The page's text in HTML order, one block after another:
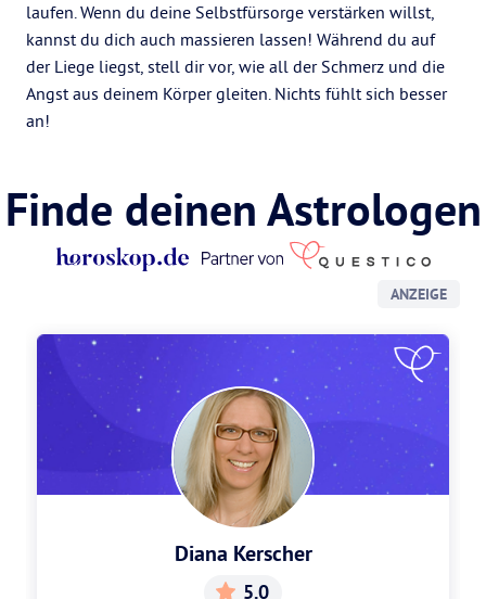
laufen. Wenn du deine Selbstfürsorge verstärken willst,
kannst du dich auch massieren lassen! Während du auf
der Liege liegst, stell dir vor, wie all der Schmerz und die
Angst aus deinem Körper gleiten. Nichts fühlt sich besser
an!
Finde deinen Astrologen
ANZEIGE
Diana Kerscher
5.0